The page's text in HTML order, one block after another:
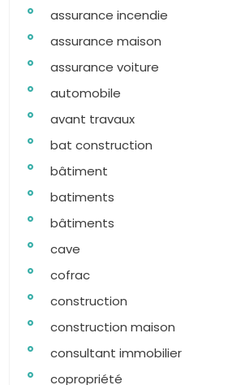
assurance incendie
assurance maison
assurance voiture
automobile
avant travaux
bat construction
bâtiment
batiments
bâtiments
cave
cofrac
construction
construction maison
consultant immobilier
copropriété